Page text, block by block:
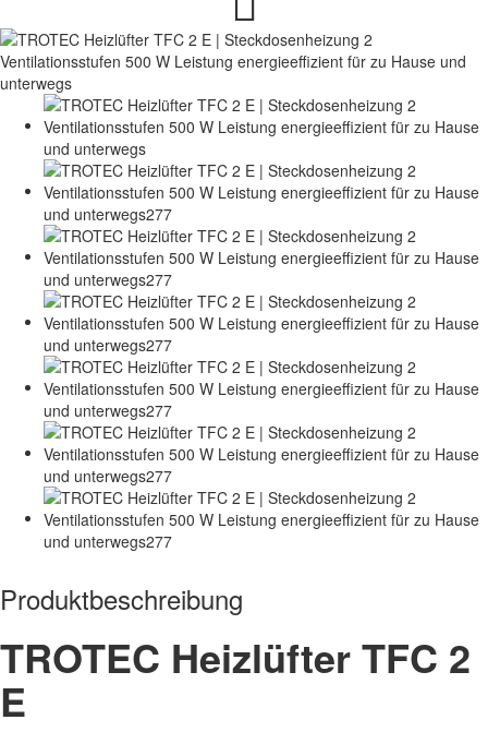
Produktbeschreibung
TROTEC Heizlüfter TFC 2
E